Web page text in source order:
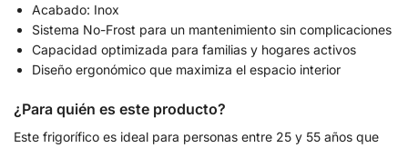
Acabado: Inox
Sistema No-Frost para un mantenimiento sin complicaciones
Capacidad optimizada para familias y hogares activos
Diseño ergonómico que maximiza el espacio interior
¿Para quién es este producto?
Este frigorífico es ideal para personas entre 25 y 55 años que